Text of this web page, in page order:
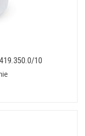
10